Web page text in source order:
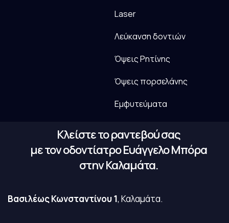
Laser
Λεύκανση δοντιών
Όψεις Ρητίνης
Όψεις πορσελάνης
Εμφυτεύματα
Κλείστε το ραντεβού σας
με τον οδοντίατρο Ευάγγελο Μπόρα
στην Καλαμάτα.
Βασιλέως Κωνσταντίνου 1, Καλαμάτα.